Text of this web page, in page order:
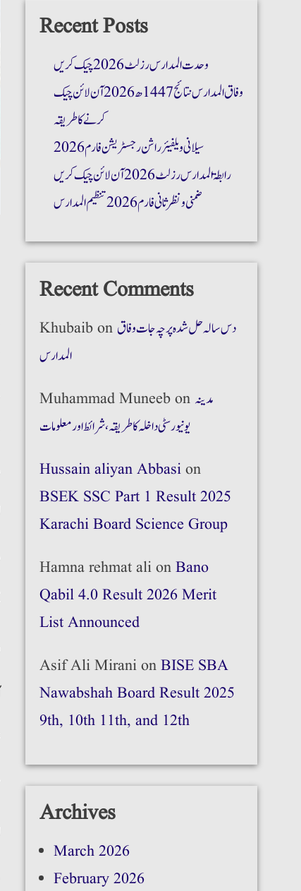
Recent Posts
وحدت المدارس رزلٹ 2026 چیک کریں
وفاق المدارس نتائج 1447ھ 2026 آن لائن چیک
کرنے کا طریقہ
سیلانی ویلفیئر راشن رجسٹریشن فارم 2026
رابطۃ المدارس رزلٹ 2026 آن لائن چیک کریں
ضمنی و نظر ثانی فارم 2026 تنظیم المدارس
Recent Comments
Khubaibon دس سالہ حل شدہ پرچہ جات وفاق
المدارس
Muhammad Muneebon مدینہ
یونیورسٹی داخلہ کا طریقہ،شرائط اور معلومات
Hussain aliyan Abbasion
BSEK SSC Part 1 Result 2025
Karachi Board Science Group
Hamna rehmat alionBano
Qabil 4.0 Result 2026 Merit
List Announced
Asif Ali MiranionBISE SBA
Nawabshah Board Result 2025
9th, 10th 11th, and 12th
Archives
March 2026
February 2026